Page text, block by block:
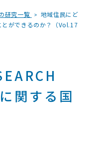
研究一覧
地域住民にど
とができるのか？（Vol.17
関する国